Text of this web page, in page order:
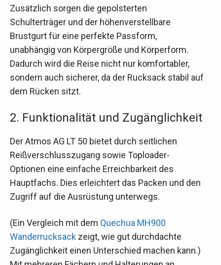
Zusätzlich sorgen die gepolsterten
Schulterträger und der höhenverstellbare
Brustgurt für eine perfekte Passform,
unabhängig von Körpergröße und Körperform.
Dadurch wird die Reise nicht nur komfortabler,
sondern auch sicherer, da der Rucksack stabil auf
dem Rücken sitzt.
2. Funktionalität und Zugänglichkeit
Der Atmos AG LT 50 bietet durch seitlichen
Reißverschlusszugang sowie Toploader-
Optionen eine einfache Erreichbarkeit des
Hauptfachs. Dies erleichtert das Packen und den
Zugriff auf die Ausrüstung unterwegs.
(Ein Vergleich mit dem Quechua MH900
Wanderrucksack zeigt, wie gut durchdachte
Zugänglichkeit einen Unterschied machen kann.)